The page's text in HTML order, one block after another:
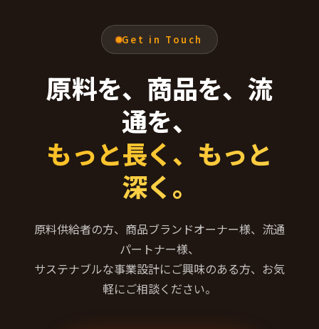
Get in Touch
原料を、商品を、流
通を、
もっと長く、もっと
深く。
原料供給者の方、商品ブランドオーナー様、流通
パートナー様、
サステナブルな事業設計にご興味のある方、お気
軽にご相談ください。